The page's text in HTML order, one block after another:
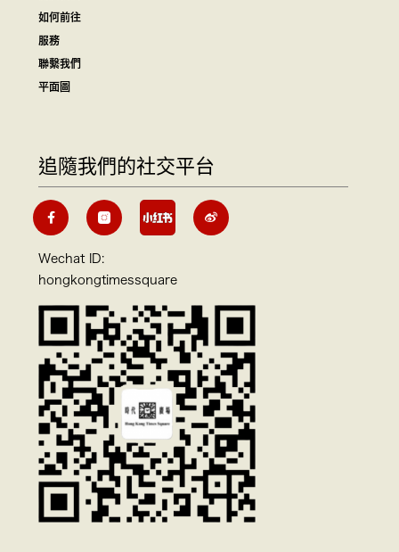
如何前往
服務
聯繫我們
平面圖
追隨我們的社交平台
Wechat ID:
hongkongtimessquare